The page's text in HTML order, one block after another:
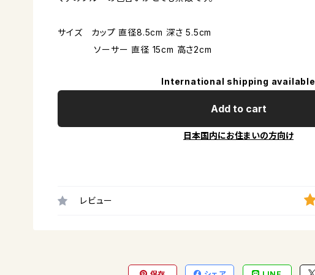
サイズ カップ 直径8.5cm 深さ 5.5cm
ソーサー 直径 15cm 高さ2cm
International shipping available
Add to cart
日本国内にお住まいの方向け
レビュー